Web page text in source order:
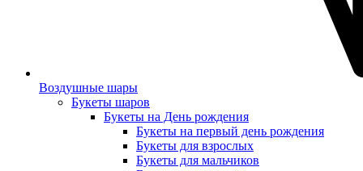
Воздушные шары
Букеты шаров
Букеты на День рождения
Букеты на первый день рождения
Букеты для взрослых
Букеты для мальчиков